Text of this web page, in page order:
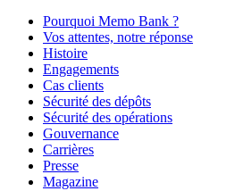
Pourquoi Memo Bank ?
Vos attentes, notre réponse
Histoire
Engagements
Cas clients
Sécurité des dépôts
Sécurité des opérations
Gouvernance
Carrières
Presse
Magazine